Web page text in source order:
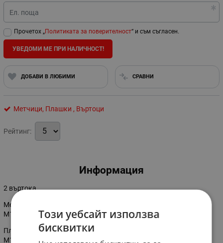
Ел. поща
Прочетох „Политиката за поверителност“ и съм съгласен.
УВЕДОМИ МЕ ПРИ НАЛИЧНОСТ!
ДОБАВИ В ЛЮБИМИ СРАВНИ
Метчици, Плашки , Въртоци
Рейтинг:
Информация
2 въртока
Метчици: М3х0,6 М4х0,75 М5х0,9 М6х1,0 М7х1,0 М8х1,25
М10х1,5 М12х1,75
Плашки: М3х0,6 М4х0,75 М5х0,9 М6х1,0 М7х1,0 М8х1,25
М10х1,5 М12х1,75
Този уебсайт използва
бисквитки